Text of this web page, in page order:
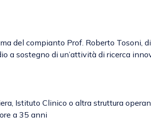
del compianto Prof. Roberto Tosoni,
a sostegno di un’attività di ricerca
Istituto Clinico o altra struttura
a 35 anni